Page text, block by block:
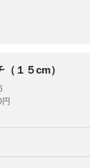
１５cm）